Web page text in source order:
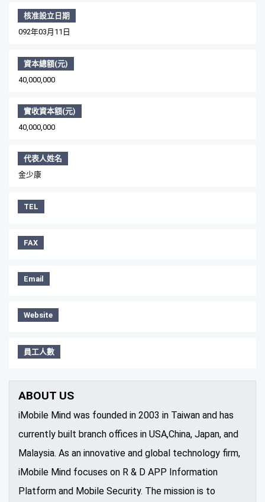
核准設立日期
092年03月11日
資本總額(元)
40,000,000
實收資本額(元)
40,000,000
代表人姓名
金少康
TEL
FAX
Email
Website
員工人數
ABOUT US
iMobile Mind was founded in 2003 in Taiwan and has
currently built branch offices in USA,China, Japan, and
Malaysia. As an innovative and global technology firm,
iMobile Mind focuses on R & D APP Information
Platform and Mobile Security. The mission is to